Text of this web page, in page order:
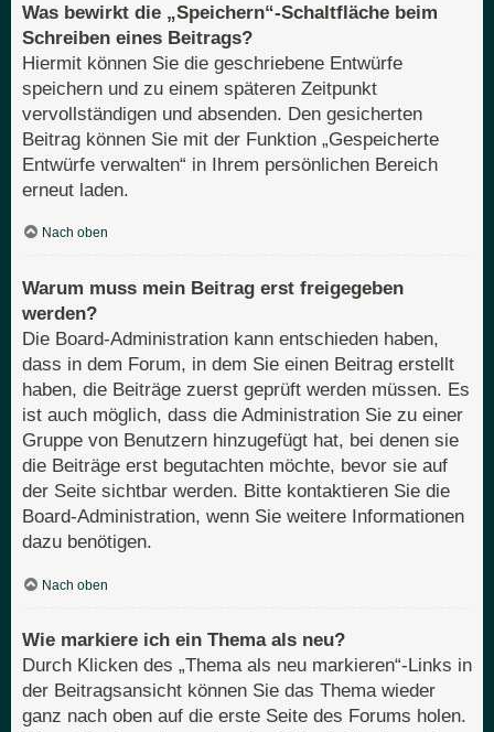
Was bewirkt die „Speichern“-Schaltfläche beim
Schreiben eines Beitrags?
Hiermit können Sie die geschriebene Entwürfe
speichern und zu einem späteren Zeitpunkt
vervollständigen und absenden. Den gesicherten
Beitrag können Sie mit der Funktion „Gespeicherte
Entwürfe verwalten“ in Ihrem persönlichen Bereich
erneut laden.
Nach oben
Warum muss mein Beitrag erst freigegeben
werden?
Die Board-Administration kann entschieden haben,
dass in dem Forum, in dem Sie einen Beitrag erstellt
haben, die Beiträge zuerst geprüft werden müssen. Es
ist auch möglich, dass die Administration Sie zu einer
Gruppe von Benutzern hinzugefügt hat, bei denen sie
die Beiträge erst begutachten möchte, bevor sie auf
der Seite sichtbar werden. Bitte kontaktieren Sie die
Board-Administration, wenn Sie weitere Informationen
dazu benötigen.
Nach oben
Wie markiere ich ein Thema als neu?
Durch Klicken des „Thema als neu markieren“-Links in
der Beitragsansicht können Sie das Thema wieder
ganz nach oben auf die erste Seite des Forums holen.